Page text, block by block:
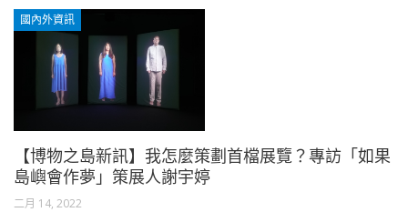
國內外資訊
【博物之島新訊】我怎麼策劃首檔展覽？專訪「如果
島嶼會作夢」策展人謝宇婷
二月 14, 2022